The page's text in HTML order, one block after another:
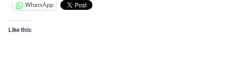
WhatsApp
Like this: